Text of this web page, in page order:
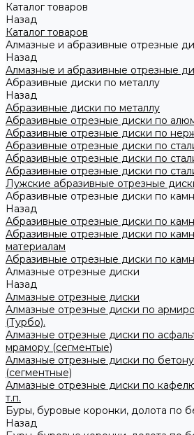
Каталог товаров
Назад
Каталог товаров
Алмазные и абразивные отрезные
Назад
Алмазные и абразивные отрезные
Абразивные диски по металлу
Назад
Абразивные диски по металлу
Абразивные отрезные диски по
Абразивные отрезные диски по
Абразивные отрезные диски по
Абразивные отрезные диски по
Абразивные отрезные диски по
Лужские абразивные отрезные
Абразивные отрезные диски по
Назад
Абразивные отрезные диски по
Абразивные отрезные диски по
материалам
Абразивные отрезные диски по
Алмазные отрезные диски
Назад
Алмазные отрезные диски
Алмазные отрезные диски по
(Турбо).
Алмазные отрезные диски по
мрамору (сегментые)
Алмазные отрезные диски по
(сегментные)
Алмазные отрезные диски по
т.п.
Буры, буровые коронки, долота по
Назад